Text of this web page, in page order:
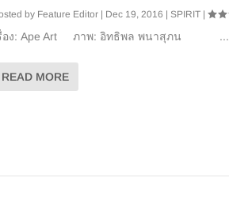
by Feature Editor| Dec 19, 2016 | SPIRIT|
อง: Ape Art ภาพ: อิทธิพล พนาสุภน ...
READ MORE